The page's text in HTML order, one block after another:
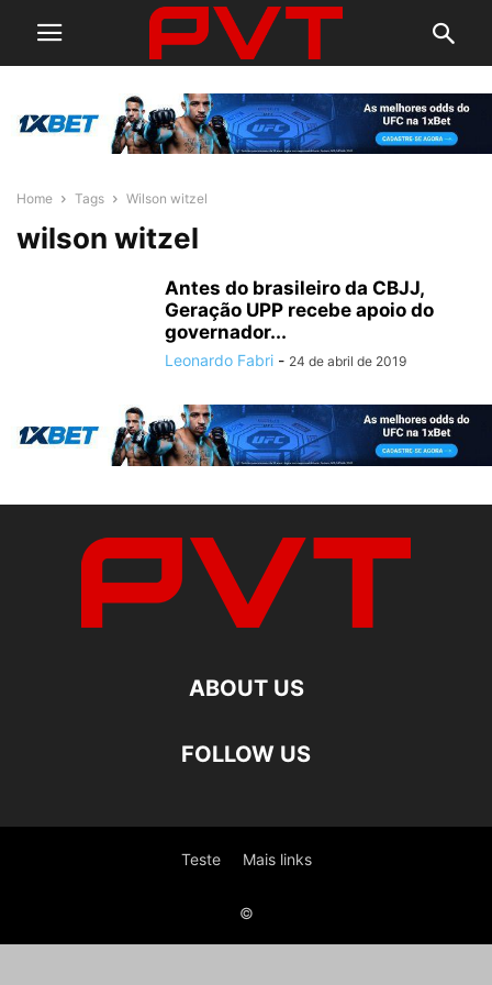
Home Tags Wilson witzel
wilson witzel
Antes do brasileiro da CBJJ,
Geração UPP recebe apoio do
governador...
Leonardo Fabri - 24 de abril de 2019
ABOUT US
FOLLOW US
Teste Mais links
©